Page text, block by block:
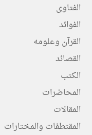
الفتاوى
الفوائد
القرآن وعلومه
القصائد
الكتب
المحاضرات
المقالات
المقتطفات والمختارات